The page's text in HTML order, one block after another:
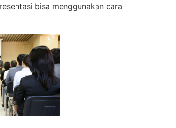
bisa menggunakan cara